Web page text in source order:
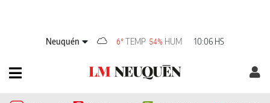
Neuquén 6° TEMP 54% HUM 10:06 HS